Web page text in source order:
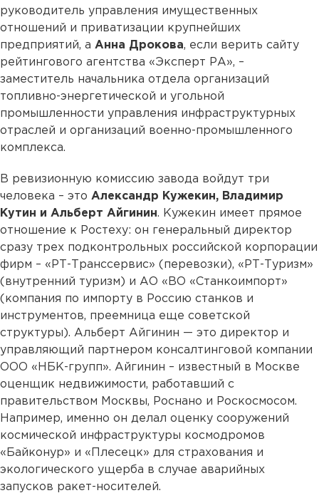
руководитель управления имущественных
отношений и приватизации крупнейших
предприятий, а Анна Дрокова, если верить сайту
рейтингового агентства «Эксперт РА», –
заместитель начальника отдела организаций
топливно-энергетической и угольной
промышленности управления инфраструктурных
отраслей и организаций военно-промышленного
комплекса.
В ревизионную комиссию завода войдут три
человека – это Александр Кужекин, Владимир
Кутин и Альберт Айгинин. Кужекин имеет прямое
отношение к Ростеху: он генеральный директор
сразу трех подконтрольных российской корпорации
фирм – «РТ-Транссервис» (перевозки), «РТ-Туризм»
(внутренний туризм) и АО «ВО «Станкоимпорт»
(компания по импорту в Россию станков и
инструментов, преемница еще советской
структуры). Альберт Айгинин — это директор и
управляющий партнером консалтинговой компании
ООО «НБК-групп». Айгинин – известный в Москве
оценщик недвижимости, работавший с
правительством Москвы, Роснано и Роскосмосом.
Например, именно он делал оценку сооружений
космической инфраструктуры космодромов
«Байконур» и «Плесецк» для страхования и
экологического ущерба в случае аварийных
запусков ракет-носителей.